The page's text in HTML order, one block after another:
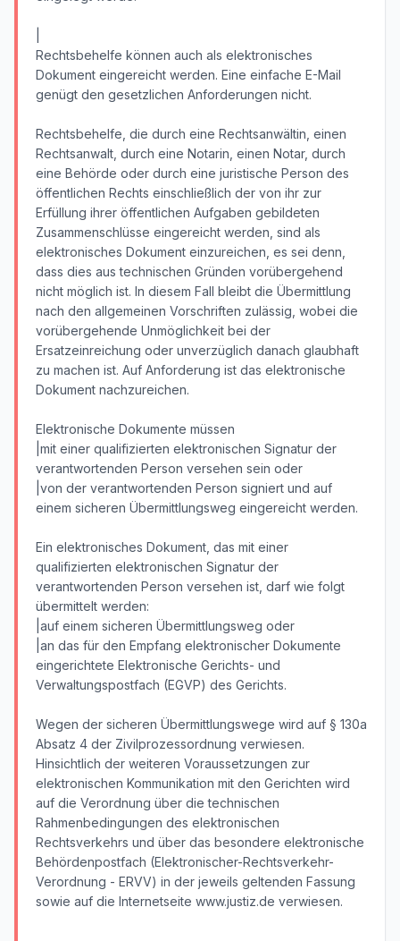
Rechtsbehelfe können auch als elektronisches
Dokument eingereicht werden. Eine einfache E-Mail
genügt den gesetzlichen Anforderungen nicht.
Rechtsbehelfe, die durch eine Rechtsanwältin, einen
Rechtsanwalt, durch eine Notarin, einen Notar, durch
eine Behörde oder durch eine juristische Person des
öffentlichen Rechts einschließlich der von ihr zur
Erfüllung ihrer öffentlichen Aufgaben gebildeten
Zusammenschlüsse eingereicht werden, sind als
elektronisches Dokument einzureichen, es sei denn,
dass dies aus technischen Gründen vorübergehend
nicht möglich ist. In diesem Fall bleibt die Übermittlung
nach den allgemeinen Vorschriften zulässig, wobei die
vorübergehende Unmöglichkeit bei der
Ersatzeinreichung oder unverzüglich danach glaubhaft
zu machen ist. Auf Anforderung ist das elektronische
Dokument nachzureichen.
Elektronische Dokumente müssen
|mit einer qualifizierten elektronischen Signatur der
verantwortenden Person versehen sein oder
|von der verantwortenden Person signiert und auf
einem sicheren Übermittlungsweg eingereicht werden.
Ein elektronisches Dokument, das mit einer
qualifizierten elektronischen Signatur der
verantwortenden Person versehen ist, darf wie folgt
übermittelt werden:
|auf einem sicheren Übermittlungsweg oder
|an das für den Empfang elektronischer Dokumente
eingerichtete Elektronische Gerichts- und
Verwaltungspostfach (EGVP) des Gerichts.
Wegen der sicheren Übermittlungswege wird auf § 130a
Absatz 4 der Zivilprozessordnung verwiesen.
Hinsichtlich der weiteren Voraussetzungen zur
elektronischen Kommunikation mit den Gerichten wird
auf die Verordnung über die technischen
Rahmenbedingungen des elektronischen
Rechtsverkehrs und über das besondere elektronische
Behördenpostfach (Elektronischer-Rechtsverkehr-
Verordnung - ERVV) in der jeweils geltenden Fassung
sowie auf die Internetseite www.justiz.de verwiesen.